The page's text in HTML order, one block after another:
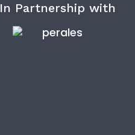
In Partnership with